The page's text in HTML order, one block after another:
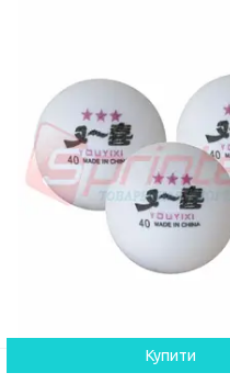
Купити